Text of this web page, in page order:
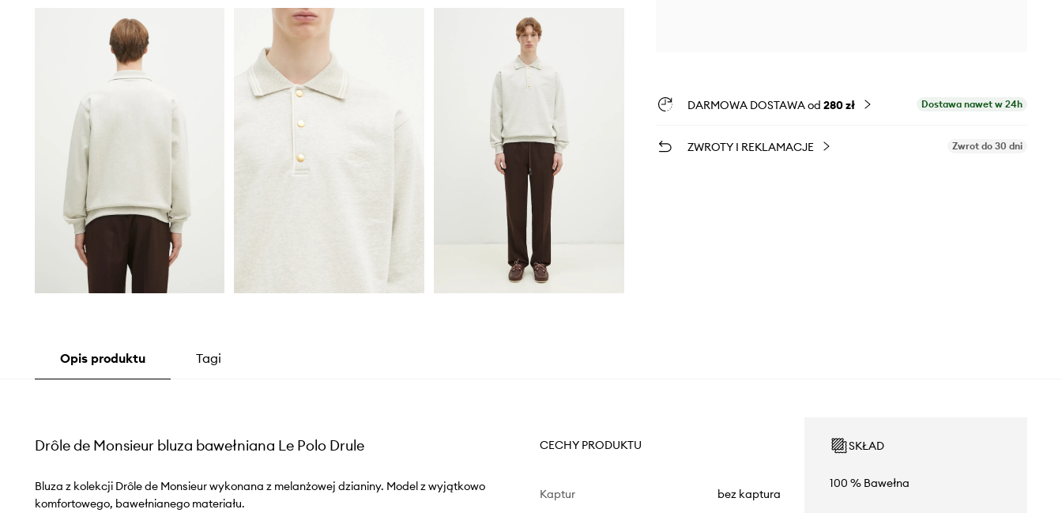
DARMOWA DOSTAWA od 280 zł Dostawa nawet w 24h
ZWROTY I REKLAMACJE Zwrot do 30 dni
Opis produktu Tagi
Drôle de Monsieur bluza bawełniana Le Polo Drule
Bluza z kolekcji Drôle de Monsieur wykonana z melanżowej dzianiny. Model z wyjątkowo
komfortowego, bawełnianego materiału.
CECHY PRODUKTU
Kaptur bez kaptura
SKŁAD
100 % Bawełna